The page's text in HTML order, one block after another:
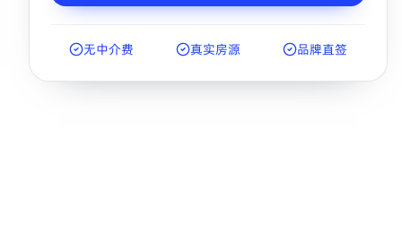
无中介费 真实房源 品牌直签